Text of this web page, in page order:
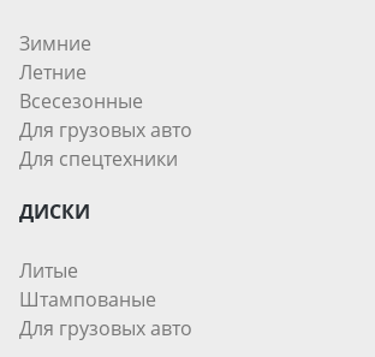
Зимние
Летние
Всесезонные
Для грузовых авто
Для спецтехники
ДИСКИ
Литые
Штампованые
Для грузовых авто